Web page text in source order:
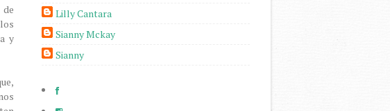
y
Lilly Cantara
Sianny Mckay
Sianny